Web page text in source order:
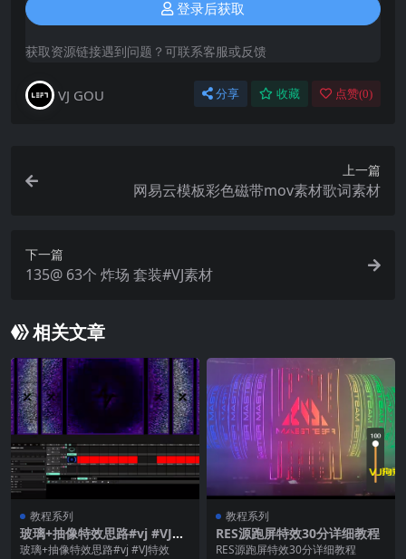
登录后获取
获取资源链接遇到问题？可联系客服或反馈
VJ GOU 分享 收藏 点赞(0)
上一篇
网易云模板彩色磁带mov素材歌词素材
下一篇
135@ 63个 炸场 套装#VJ素材
相关文章
教程系列
玻璃+抽像特效思路#vj #VJ特
效
玻璃+抽像特效思路#vj #VJ特效
教程系列
RES源跑屏特效30分详细教程
RES源跑屏特效30分详细教程